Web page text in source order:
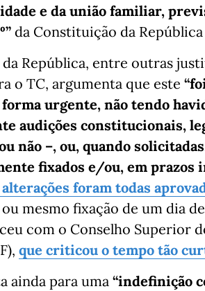
e da união familiar,
da Constituição da
República, entre outras
o TC, argumenta que este
urgente, não tendo
audições constitucionais,
não –, ou, quando
fixados e/ou, em prazos
alterações foram todas
mesmo fixação de um dia
com o Conselho Superior
que criticou o tempo tão
ainda para uma “indefinição